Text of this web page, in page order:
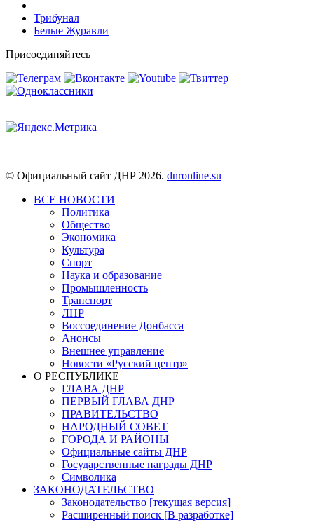
Трибунал
Белые Журавли
Присоединяйтесь
© Официальный сайт ДНР 2026. dnronline.su
ВСЕ НОВОСТИ
Политика
Общество
Экономика
Культура
Спорт
Наука и образование
Промышленность
Транспорт
ЛНР
Воссоединение Донбасса
Анонсы
Внешнее управление
Новости «Русский центр»
О РЕСПУБЛИКЕ
ГЛАВА ДНР
ПЕРВЫЙ ГЛАВА ДНР
ПРАВИТЕЛЬСТВО
НАРОДНЫЙ СОВЕТ
ГОРОДА И РАЙОНЫ
Официальные сайты ДНР
Государственные награды ДНР
Символика
ЗАКОНОДАТЕЛЬСТВО
Законодательство [текущая версия]
Расширенный поиск [В разработке]